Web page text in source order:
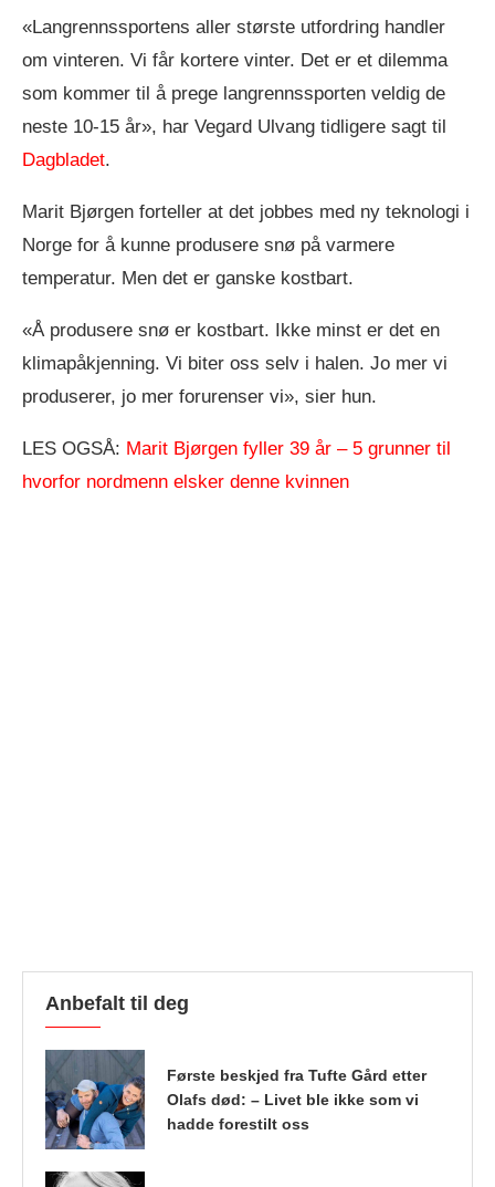
«Langrennssportens aller største utfordring handler
om vinteren. Vi får kortere vinter. Det er et dilemma
som kommer til å prege langrennssporten veldig de
neste 10-15 år», har Vegard Ulvang tidligere sagt til
Dagbladet.
Marit Bjørgen forteller at det jobbes med ny teknologi i
Norge for å kunne produsere snø på varmere
temperatur. Men det er ganske kostbart.
«Å produsere snø er kostbart. Ikke minst er det en
klimapåkjenning. Vi biter oss selv i halen. Jo mer vi
produserer, jo mer forurenser vi», sier hun.
LES OGSÅ: Marit Bjørgen fyller 39 år – 5 grunner til
hvorfor nordmenn elsker denne kvinnen
Anbefalt til deg
Første beskjed fra Tufte Gård etter
Olafs død: – Livet ble ikke som vi
hadde forestilt oss